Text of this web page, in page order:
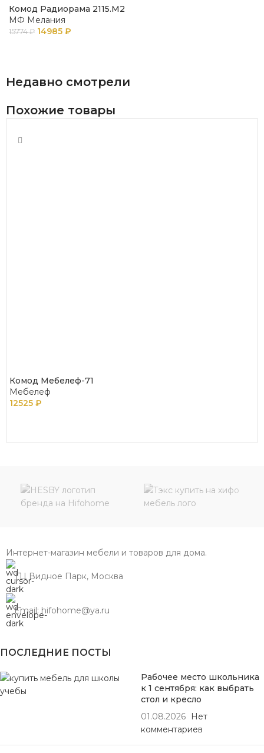
Комод Радиорама 2115.М2
МФ Мелания
15774₽ 14985 ₽
Недавно смотрели
Похожие товары
Комод Мебелеф-71
Мебелеф
12525 ₽
Интернет-магазин мебели и товаров для дома.
ТЦ Видное Парк, Москва
Email: hifohome@ya.ru
ПОСЛЕДНИЕ ПОСТЫ
Рабочее место школьника
к 1 сентября: как выбрать
стол и кресло
01.08.2026
Нет
комментариев